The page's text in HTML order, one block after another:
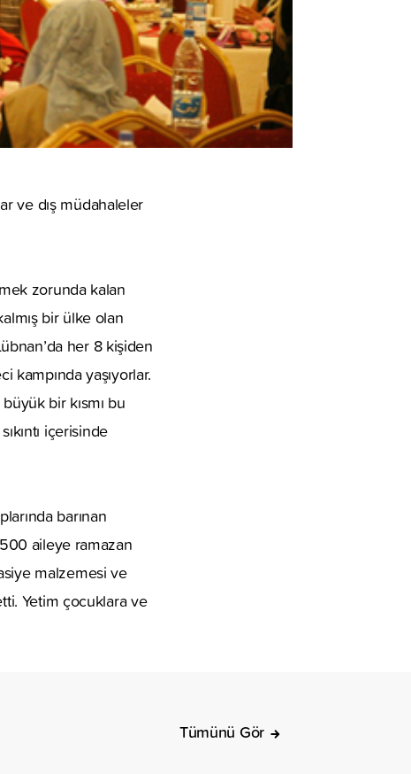
ve dış müdahaleler
zorunda kalan
bir ülke olan
her 8 kişiden
yaşıyorlar.
bir kısmı bu
içerisinde
barınan
aileye ramazan
malzemesi ve
Yetim çocuklara ve
Tümünü Gör